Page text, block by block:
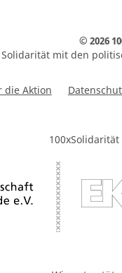
© 2026
Solidarität mit den
die Aktion